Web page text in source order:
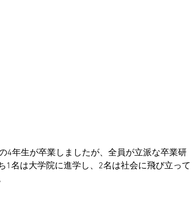
4年生が卒業しましたが、全員が立派な卒業研
1名は大学院に進学し、2名は社会に飛び立って